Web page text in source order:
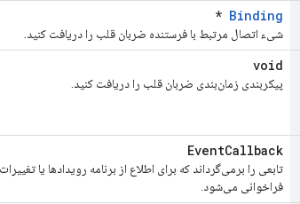
Binding
*
شیء اتصال مرتبط با فرستنده ضربان قلب را دریافت کنید.
void
پیکربندی زمان‌بندی ضربان قلب را دریافت کنید.
EventCallback
تابعی را برمی‌گرداند که برای اطلاع از برنامه رویدادها یا
فراخوانی می‌شود.